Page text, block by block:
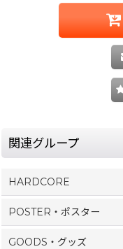
関連グループ
HARDCORE
POSTER・ポスター
GOODS・グッズ